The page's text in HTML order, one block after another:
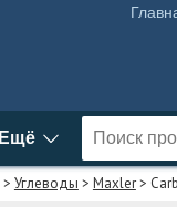
Ещё
> Углеводы > Maxler>